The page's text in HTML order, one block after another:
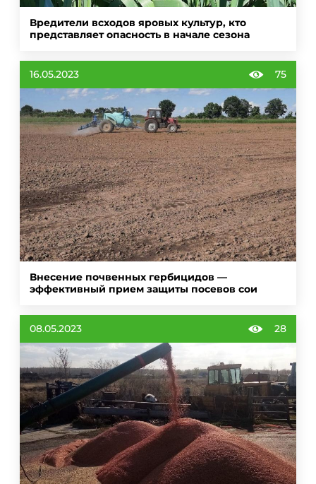
Вредители всходов яровых культур, кто
представляет опасность в начале сезона
16.05.2023 75
Внесение почвенных гербицидов —
эффективный прием защиты посевов сои
08.05.2023 28